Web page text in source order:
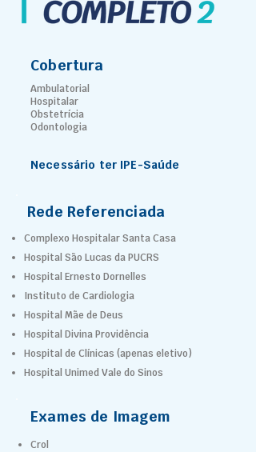
Cobertura
Ambulatorial
Hospitalar
Obstetrícia
Odontologia
Necessário ter IPE-Saúde
Rede Referenciada
Complexo Hospitalar Santa Casa
Hospital São Lucas da PUCRS
Hospital Ernesto Dornelles
Instituto de Cardiologia
Hospital Mãe de Deus
Hospital Divina Providência
Hospital de Clínicas (apenas eletivo)
Hospital Unimed Vale do Sinos
Exames de Imagem
Crol